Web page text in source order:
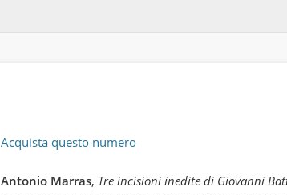
Acquista questo numero
Antonio Marras, Tre incisioni inedite di Giovanni